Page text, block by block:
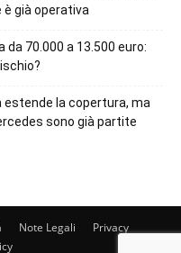
è già operativa
da 70.000 a 13.500 euro:
la copertura, ma
sono già partite
Note Legali
Privacy